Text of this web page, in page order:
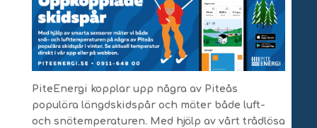
PiteEnergi kopplar upp några av Piteås
populära längdskidspår och mäter både luft-
och snötemperaturen. Med hjälp av vårt trådlösa